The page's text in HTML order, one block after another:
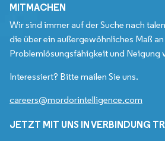
MITMACHEN
Wir sind immer auf der Suche nach
die über ein außergewöhnliches Maß
Problemlösungsfähigkeit und Neigung
Interessiert? Bitte mailen Sie uns.
careers@mordorintelligence.com
JETZT MIT UNS IN VERBINDUNG